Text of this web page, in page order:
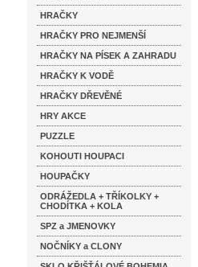
HRAČKY
HRAČKY PRO NEJMENŠÍ
HRAČKY NA PÍSEK A ZAHRADU
HRAČKY K VODĚ
HRAČKY DŘEVĚNÉ
HRY AKCE
PUZZLE
KOHOUTI HOUPACI
HOUPAČKY
ODRÁŽEDLA + TŘÍKOLKY +
CHODÍTKA + KOLA
SPZ a JMENOVKY
NOČNÍKY a CLONY